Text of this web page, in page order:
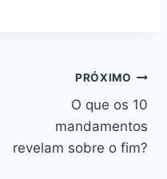
PRÓXIMO
O que os 10
mandamentos
revelam sobre o fim?